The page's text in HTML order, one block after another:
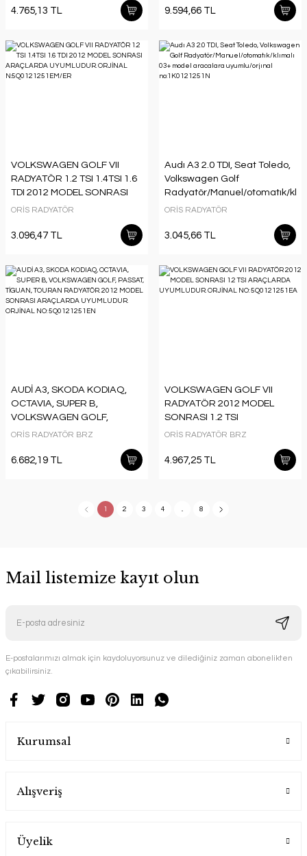
4.765,13 TL
ORJİNAL NO: 5Q0121251EL
9.594,66 TL
VOLKSWAGEN GOLF VII
RADYATÖR 1.2 TSI 1.4TSI 1.6
TDI 2012 MODEL SONRASI
ARAÇLARDA UYUMLUDUR.
N:5Q0121251EM/ER
ORİS RADYATÖR
3.096,47 TL
Audı A3 2.0 TDI, Seat Toledo,
Volkswagen Golf
Radyatör/Manuel/otomatık/
03+ model aracalara
no:1K0121251N
ORİS RADYATÖR
3.045,66 TL
AUDİ A3, SKODA KODIAQ,
OCTAVIA, SUPER B,
VOLKSWAGEN GOLF,
PASSAT, TİGUAN, TOURAN
SONRASI ARAÇLARDA
UYUMLUDUR. ORJİNAL NO:
ORİS RADYATÖR BRZ
6.682,19 TL
VOLKSWAGEN GOLF VII
RADYATÖR 2012 MODEL
SONRASI 1.2 TSI
ARAÇLARDA UYUMLUDUR.
ORİS RADYATÖR BRZ
4.967,25 TL
1 2 3 4 8
Mail listemize kayıt olun
E-postalarımızı almak için kaydoluyorsunuz ve dilediğiniz zaman abonelikten
çıkabilirsiniz.
Kurumsal
Alışveriş
Üyelik